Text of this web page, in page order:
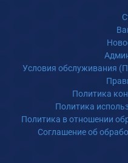
Условия обслуживания
Политика
Политика
Политика в отношении
Соглашение об